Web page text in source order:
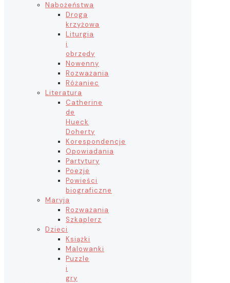
Nabożeństwa
Droga
krzyżowa
Liturgia
i
obrzędy
Nowenny
Rozważania
Różaniec
Literatura
Catherine
de
Hueck
Doherty
Korespondencje
Opowiadania
Partytury
Poezje
Powieści
biograficzne
Maryja
Rozważania
Szkaplerz
Dzieci
Książki
Malowanki
Puzzle
i
gry